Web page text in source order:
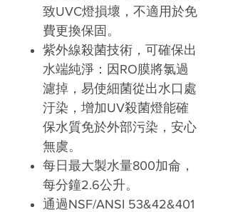
致UVC燈損壞，不適用於免
費更換保固。
紫外線殺菌技術，可確保出
水端純淨：因RO膜將氯過
濾掉，易使細菌從出水口處
汙染，增加UV殺菌燈能確
保水質免於外部污染，安心
無虞。
每日最大製水量800加侖，
每分鐘2.6公升。
通過NSF/ANSI 53&42&401